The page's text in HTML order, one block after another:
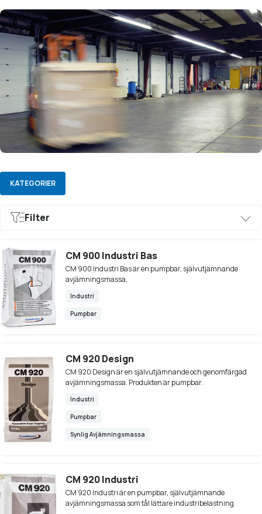
KATEGORIER
Filter
CM 900 Industri Bas
CM 900 Industri Bas är en pumpbar, självutjämnande
avjämningsmassa.
Industri
Pumpbar
CM 920 Design
CM 920 Design är en självutjämnande och genomfärgad
avjämningsmassa. Produkten är pumpbar.
Industri
Pumpbar
Synlig Avjämningsmassa
CM 920 Industri
CM 920 Industri är en pumpbar, självutjämnande
avjämningsmassa som tål lättare industribelastning.